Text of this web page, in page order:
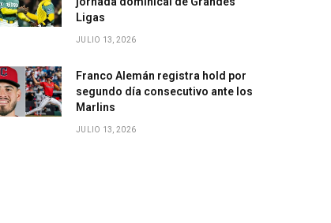
Ligas
JULIO 13, 2026
Franco Alemán registra hold por
segundo día consecutivo ante los
Marlins
JULIO 13, 2026